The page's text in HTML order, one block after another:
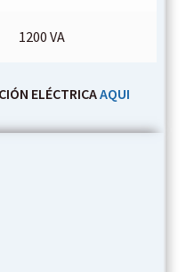
1200 VA
ELÉCTRICAAQUI